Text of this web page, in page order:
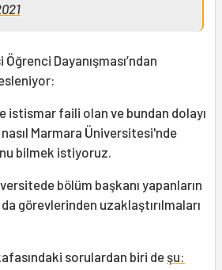
Dayanışması’ndan
istismar faili olan ve bundan dolayı
nasıl Marmara Üniversitesi'nde
bilmek istiyoruz.
bölüm başkanı yapanların
görevlerinden uzaklaştırılmaları
sorulardan biri de şu: